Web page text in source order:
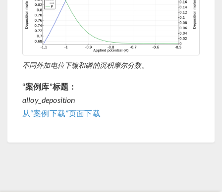
不同外加电位下镍和磷的沉积摩尔分数。
“案例库”标题：
alloy_deposition
从“案例下载”页面下载